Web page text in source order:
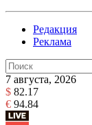
Редакция
Реклама
7 августа, 2026
$ 82.17
€ 94.84